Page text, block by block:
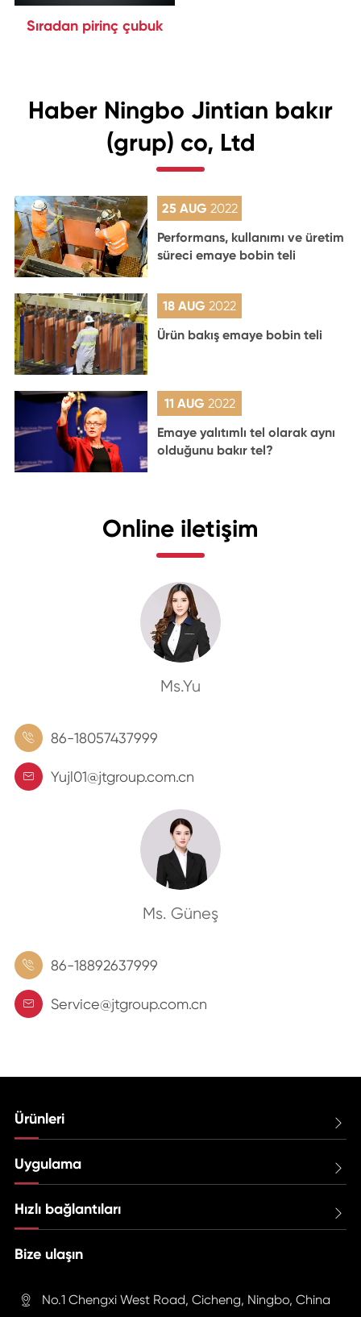
Sıradan pirinç çubuk
Haber Ningbo Jintian bakır
(grup) co, Ltd
25 AUG 2022
Performans, kullanımı ve üretim
süreci emaye bobin teli
18 AUG 2022
Ürün bakış emaye bobin teli
11 AUG 2022
Emaye yalıtımlı tel olarak aynı
olduğunu bakır tel?
Online iletişim
Ms.Yu
 86-18057437999
 Yujl01@jtgroup.com.cn
Ms. Güneş
 86-18892637999
 Service@jtgroup.com.cn
Ürünleri 
Uygulama 
Hızlı bağlantıları 
Bize ulaşın
 No.1 Chengxi West Road, Cicheng, Ningbo, China